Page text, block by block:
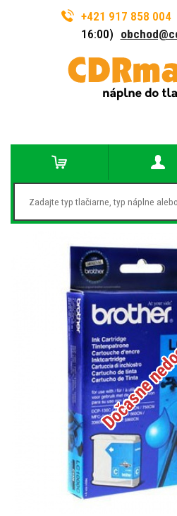
+421 917 858 004
16:00)
Dočasne